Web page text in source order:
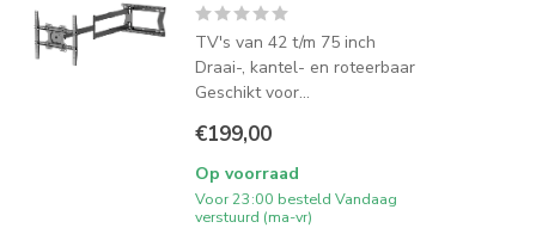
TV's van 42 t/m 75 inch
Draai-, kantel- en roteerbaar
Geschikt voor...
€199,00
Op voorraad
Voor 23:00 besteld Vandaag
verstuurd (ma-vr)